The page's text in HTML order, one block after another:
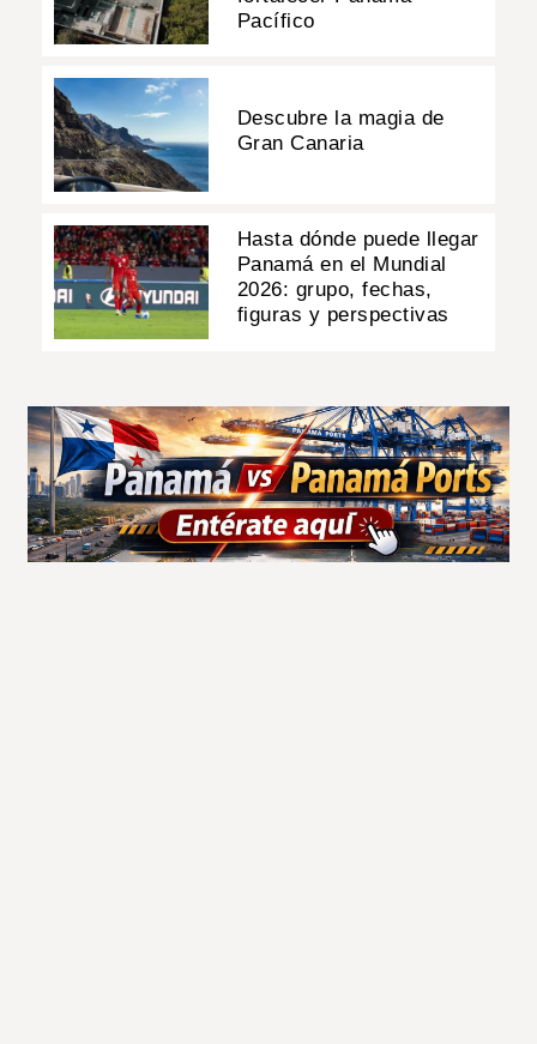
Pacífico
Descubre la magia de
Gran Canaria
Hasta dónde puede llegar
Panamá en el Mundial
2026: grupo, fechas,
figuras y perspectivas